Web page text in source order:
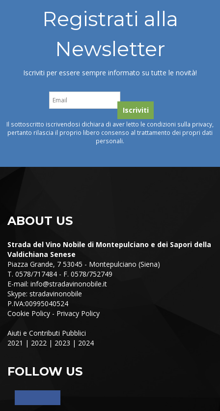
Registrati alla
Newsletter
Iscriviti per essere sempre informato su tutte le novità!
Il sottoscritto iscrivendosi dichiara di aver letto le condizioni sulla privacy,
pertanto rilascia il proprio libero consenso al trattamento dei propri dati
personali.
ABOUT US
Strada del Vino Nobile di Montepulciano e dei Sapori della
Valdichiana Senese
Piazza Grande, 7 53045 - Montepulciano (Siena)
T. 0578/717484 - F. 0578/752749
E-mail: info@stradavinonobile.it
Skype: stradavinonobile
P.IVA:00995040524
Cookie Policy - Privacy Policy
Aiuti e Contributi Pubblici
2021 | 2022 | 2023 | 2024
FOLLOW US